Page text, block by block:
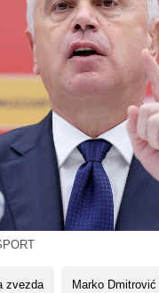
zvezda Marko Dmitrović